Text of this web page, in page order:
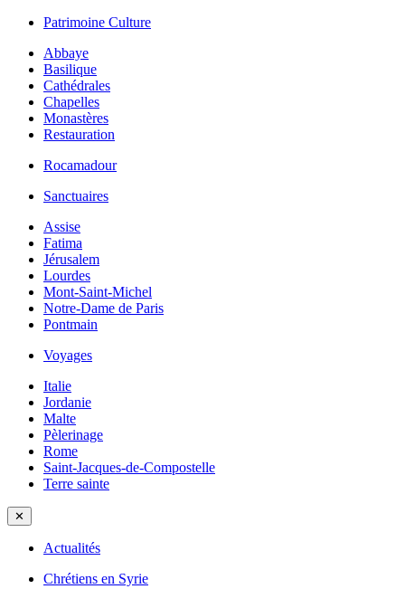
Patrimoine Culture
Abbaye
Basilique
Cathédrales
Chapelles
Monastères
Restauration
Rocamadour
Sanctuaires
Assise
Fatima
Jérusalem
Lourdes
Mont-Saint-Michel
Notre-Dame de Paris
Pontmain
Voyages
Italie
Jordanie
Malte
Pèlerinage
Rome
Saint-Jacques-de-Compostelle
Terre sainte
✕
Actualités
Chrétiens en Syrie